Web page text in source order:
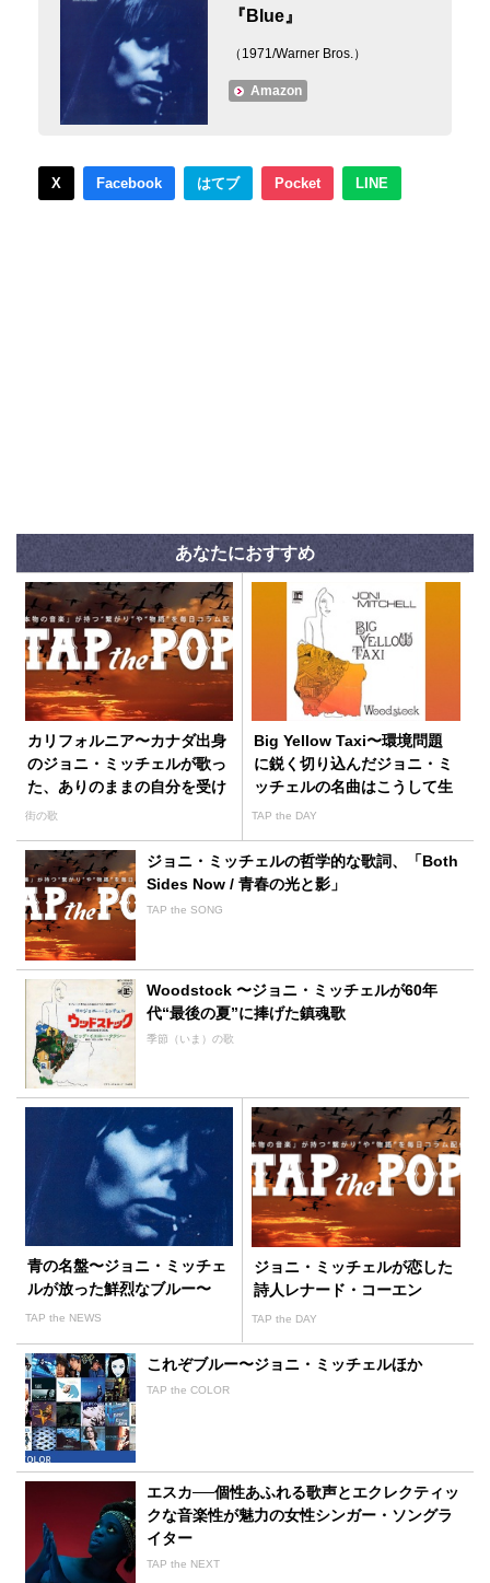
『Blue』
（1971/Warner Bros.）
Amazon
X Facebook はてブ Pocket LINE
あなたにおすすめ
カリフォルニア〜カナダ出身
のジョニ・ミッチェルが歌っ
た、ありのままの自分を受け
入れてくれる場所〜
街の歌
Big Yellow Taxi〜環境問題
に鋭く切り込んだジョニ・ミ
ッチェルの名曲はこうして生
まれた
TAP the DAY
ジョニ・ミッチェルの哲学的な歌詞、「Both
Sides Now / 青春の光と影」
TAP the SONG
Woodstock 〜ジョニ・ミッチェルが60年
代“最後の夏”に捧げた鎮魂歌
季節（いま）の歌
青の名盤〜ジョニ・ミッチェ
ルが放った鮮烈なブルー〜
TAP the NEWS
ジョニ・ミッチェルが恋した
詩人レナード・コーエン
TAP the DAY
これぞブルー〜ジョニ・ミッチェルほか
TAP the COLOR
エスカ──個性あふれる歌声とエクレクティッ
クな音楽性が魅力の女性シンガー・ソングラ
イター
TAP the NEXT